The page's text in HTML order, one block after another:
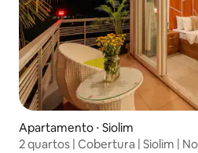
Apartamento ⋅ Siolim
2 quartos | Cobertura | Siolim |